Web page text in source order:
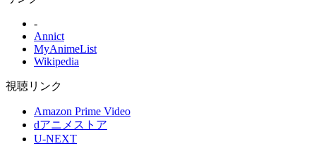
-
Annict
MyAnimeList
Wikipedia
視聴リンク
Amazon Prime Video
dアニメストア
U-NEXT